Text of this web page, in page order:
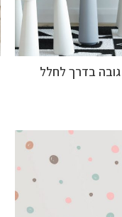
בדרך לחלל